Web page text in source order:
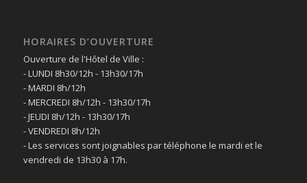
HORAIRES D’OUVERTURE
Ouverture de l'Hôtel de Ville :
- LUNDI 8h30/12h - 13h30/17h
- MARDI 8h/12h
- MERCREDI 8h/12h - 13h30/17h
- JEUDI 8h/12h - 13h30/17h
- VENDREDI 8h/12h
- Les services sont joignables par téléphone le mardi et le
vendredi de 13h30 à 17h.